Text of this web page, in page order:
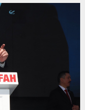
söyledi. İran ile ABD